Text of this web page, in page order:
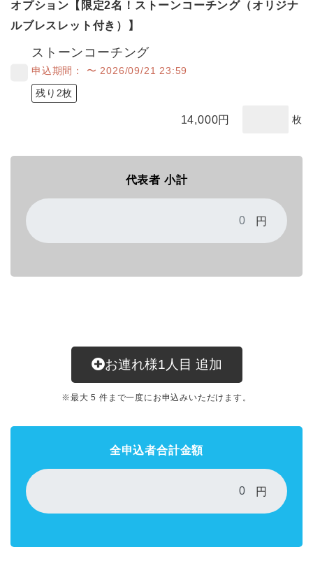
オプション【限定2名！ストーンコーチング（オリジナ
ルブレスレット付き）】
ストーンコーチング
申込期間： 〜 2026/09/21 23:59
残り2枚
14,000円 枚
代表者 小計
円
お連れ様1 人目 追加
※最大 5 件まで一度にお申込みいただけます。
全申込者合計金額
円